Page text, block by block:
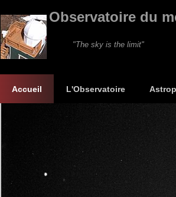
Observatoire du
"The sky is the limit"
Accueil L'Observatoire